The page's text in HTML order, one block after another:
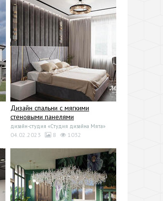
Дизайн спальни с мягкими
стеновыми панелями
дизайн-студия «Студия дизайна Мята»
04.02.2023 8 1032